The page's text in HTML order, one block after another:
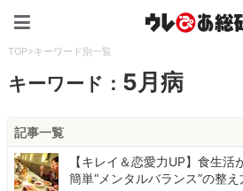
TOP>キーワード別一覧
キーワード： 5月病
記事一覧
【キレイ＆恋愛力UP】食生
簡単“メンタルバランス”の整え